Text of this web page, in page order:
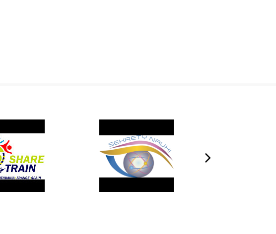
next